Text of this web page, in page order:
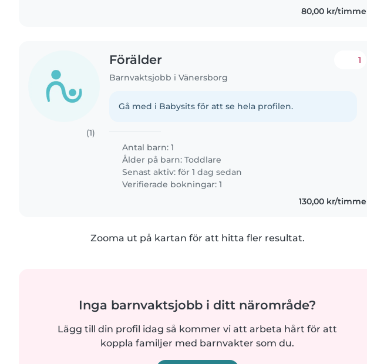
80,00 kr/timme
(1)
Förälder
Barnvaktsjobb i Vänersborg
1
Gå med i Babysits för att se hela profilen.
Antal barn: 1
Ålder på barn:Toddlare
Senast aktiv: för 1 dag sedan
Verifierade bokningar: 1
130,00 kr/timme
Zooma ut på kartan för att hitta fler resultat.
Inga barnvaktsjobb i ditt närområde?
Lägg till din profil idag så kommer vi att arbeta hårt för att
koppla familjer med barnvakter som du.